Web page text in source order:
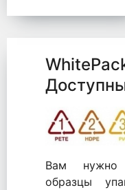
для утилизации
Вам нужно
образцы